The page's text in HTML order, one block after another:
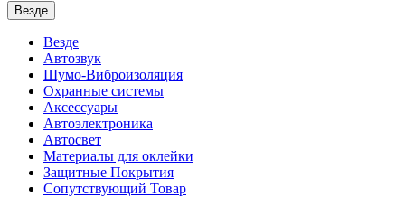
Везде
Везде
Автозвук
Шумо-Виброизоляция
Охранные системы
Аксессуары
Автоэлектроника
Автосвет
Материалы для оклейки
Защитные Покрытия
Сопутствующий Товар